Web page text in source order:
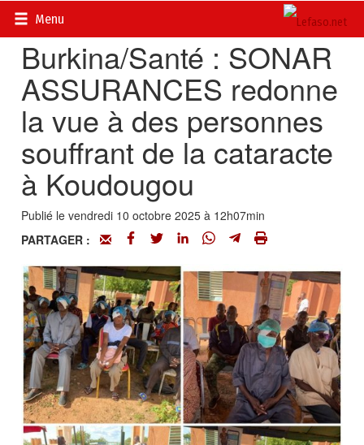
Menu
Accueil>
Burkina/Santé : SONAR
ASSURANCES redonne
la vue à des personnes
souffrant de la cataracte
à Koudougou
Publié le vendredi 10 octobre 2025 à 12h07min
PARTAGER :